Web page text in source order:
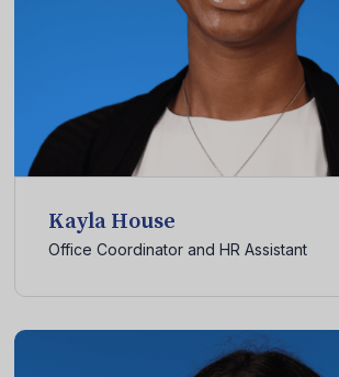
Kayla House
Office Coordinator and HR Assistant